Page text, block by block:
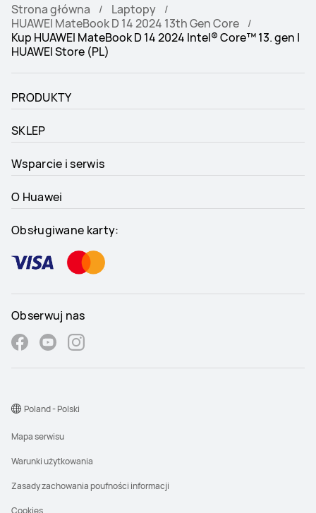
Strona główna
Laptopy
HUAWEI MateBook D 14 2024 13th Gen Core
Kup HUAWEI MateBook D 14 2024 Intel® Core™ 13. gen |
HUAWEI Store (PL)
PRODUKTY
SKLEP
Wsparcie i serwis
O Huawei
Obsługiwane karty:
Obserwuj nas
Mapa serwisu
Warunki użytkowania
Zasady zachowania poufności informacji
Cookies
Poland - Polski